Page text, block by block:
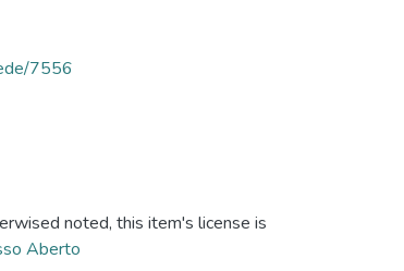
7556
noted, this item's license is
Aberto